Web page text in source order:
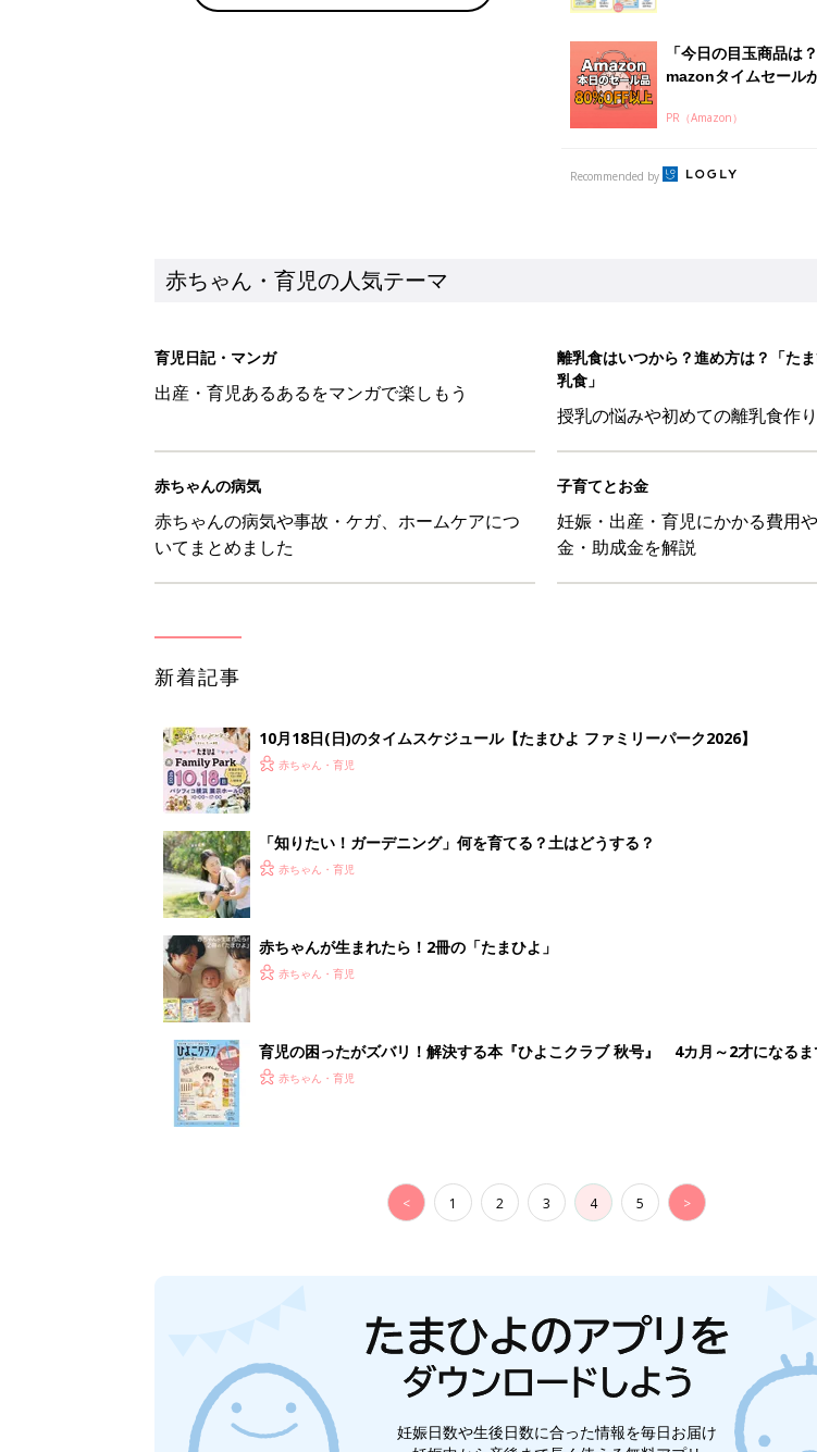
「今日の目玉商品は
mazonタイムセール
PR（Amazon）
Recommended by
赤ちゃん・育児の人気テーマ
育児日記・マンガ
出産・育児あるあるをマンガで楽しもう
離乳食はいつから？進め方は？「た
乳食」
授乳の悩みや初めての離乳食作
赤ちゃんの病気
赤ちゃんの病気や事故・ケガ、ホームケアにつ
いてまとめました
子育てとお金
妊娠・出産・育児にかかる費用
金・助成金を解説
新着記事
10月18日(日)のタイムスケジュール【たまひよ ファミリーパーク2026】
赤ちゃん・育児
「知りたい！ガーデニング」何を育てる？土はどうする？
赤ちゃん・育児
赤ちゃんが生まれたら！2冊の「たまひよ」
赤ちゃん・育児
育児の困ったがズバリ！解決する本『ひよこクラブ 秋号』 4カ月～2才になるま
つ情報がいっぱい！
赤ちゃん・育児
< 1 2 3 4 5 >
妊娠日数や生後日数に合った情報を毎日お届け